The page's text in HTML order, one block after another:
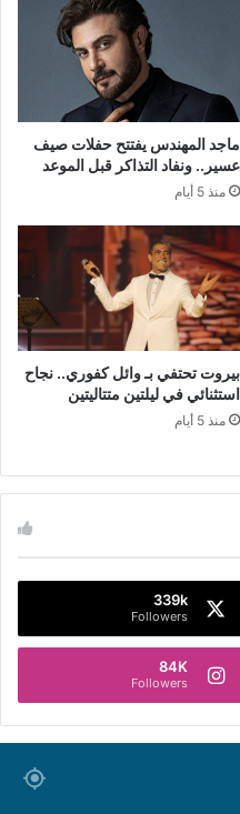
ماجد المهندس يفتتح حفلات صيف
عسير.. ونفاد التذاكر قبل الموعد
منذ 5 أيام
بيروت تحتفي بـ وائل كفوري.. نجاح
استثنائي في ليلتين متتاليتين
منذ 5 أيام
339k
Followers
84K
Followers